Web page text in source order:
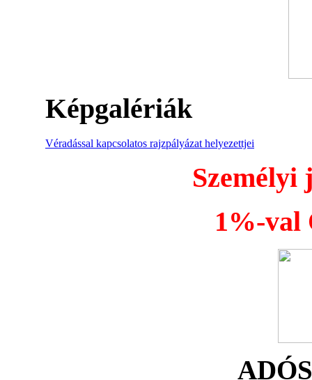
Képgalériák
Véradással kapcsolatos rajzpályázat helyezettjei
Személyi
1%-val